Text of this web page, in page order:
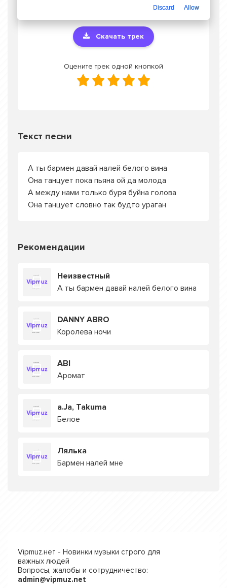
Скачать трек
Оцените трек одной кнопкой
Текст песни
А ты бармен давай налей белого вина
Она танцует пока пьяна ой да молода
А между нами только буря буйна голова
Она танцует словно так будто ураган
Рекомендации
Неизвестный
А ты бармен давай налей белого вина
DANNY ABRO
Королева ночи
ABI
Аромат
a.Ja, Takuma
Белое
Лялька
Бармен налей мне
Vipmuz.нет - Новинки музыки строго для
важных людей
Вопросы, жалобы и сотрудничество:
admin@vipmuz.net
Discard Allow